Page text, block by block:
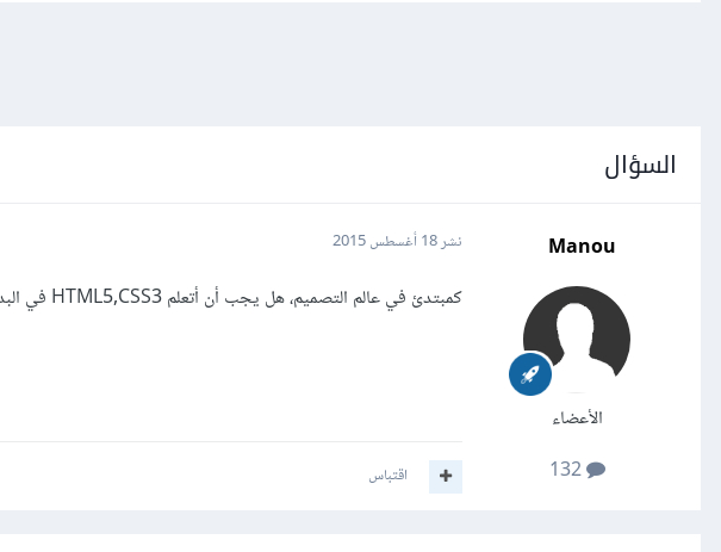
السؤال
Manou
الأعضاء
132
نشر18 أغسطس 2015
كمبتدئ في عالم التصميم، هل يجب أن أتعلم HTML5,CSS3 في البداية أم أتعلم الإصدارت القديمة أولاً؟
اقتباس